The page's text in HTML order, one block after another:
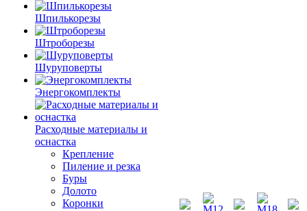
Шпилькорезы
Штроборезы
Шуруповерты
Энергокомплекты
Расходные материалы и
оснастка
Крепление
Пиление и резка
Буры
Долото
Коронки